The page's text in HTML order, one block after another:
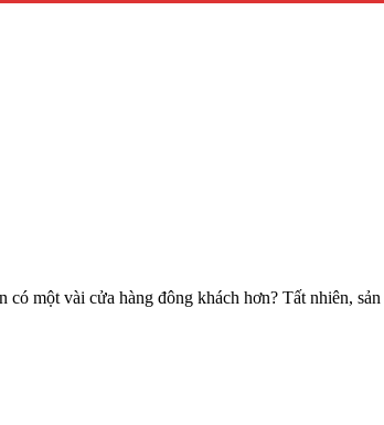
một vài cửa hàng đông khách hơn? Tất nhiên,